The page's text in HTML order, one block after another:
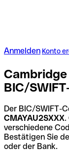
Anmelden Konto
BIC/
Der BIC/SWIFT-
CMAYAU2SXXX.
verschiedene
Bestätigen Sie
oder der Bank.